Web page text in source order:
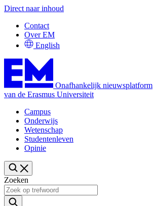
Direct naar inhoud
Contact
Over EM
English
Onafhankelijk nieuwsplatform
van de Erasmus Universiteit
Campus
Onderwijs
Wetenschap
Studentenleven
Opinie
Zoeken